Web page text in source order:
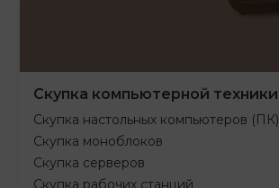
Скупка компьютерной техники
Скупка настольных компьютеров (ПК)
Скупка моноблоков
Скупка серверов
Скупка рабочих станций